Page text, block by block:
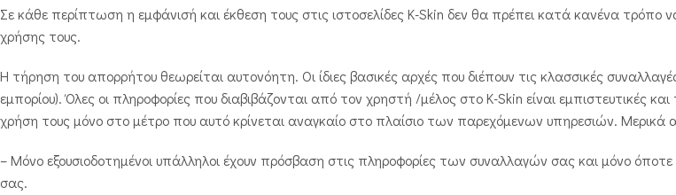
Σε κάθε περίπτωση η εμφάνισή και έκθεση τους στις ιστοσελίδες K-Skin δεν θα πρέπει κατά κανένα
χρήσης τους.
Η τήρηση του απορρήτου θεωρείται αυτονόητη. Οι ίδιες βασικές αρχές που διέπουν τις κλασσικές
εμπορίου). Όλες οι πληροφορίες που διαβιβάζονται από τον χρηστή /μέλος στο K-Skin είναι εμπιστευτικές
χρήση τους μόνο στο μέτρο που αυτό κρίνεται αναγκαίο στο πλαίσιο των παρεχόμενων υπηρεσιών. Μερικά
– Μόνο εξουσιοδοτημένοι υπάλληλοι έχουν πρόσβαση στις πληροφορίες των συναλλαγών σας και μόνο
σας.